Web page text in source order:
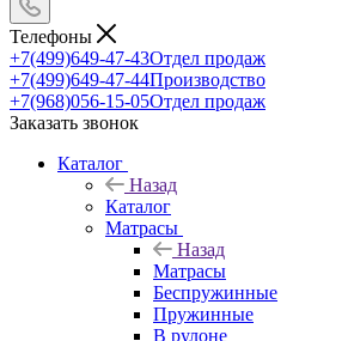
Телефоны
+7(499)649-47-43Отдел продаж
+7(499)649-47-44Производство
+7(968)056-15-05Отдел продаж
Заказать звонок
Каталог
Назад
Каталог
Матрасы
Назад
Матрасы
Беспружинные
Пружинные
В рулоне